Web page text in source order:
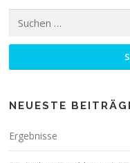
nach:
NEUESTE
Ergebnisse